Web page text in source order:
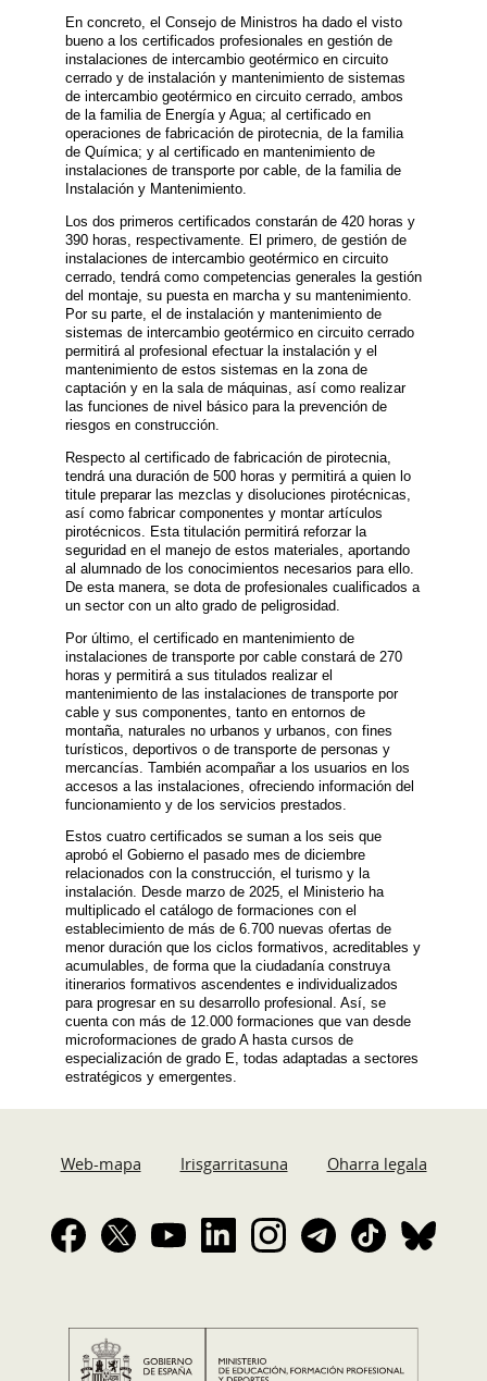
En concreto, el Consejo de Ministros ha dado el visto
bueno a los certificados profesionales en gestión de
instalaciones de intercambio geotérmico en circuito
cerrado y de instalación y mantenimiento de sistemas
de intercambio geotérmico en circuito cerrado, ambos
de la familia de Energía y Agua; al certificado en
operaciones de fabricación de pirotecnia, de la familia
de Química; y al certificado en mantenimiento de
instalaciones de transporte por cable, de la familia de
Instalación y Mantenimiento.
Los dos primeros certificados constarán de 420 horas y
390 horas, respectivamente. El primero, de gestión de
instalaciones de intercambio geotérmico en circuito
cerrado, tendrá como competencias generales la gestión
del montaje, su puesta en marcha y su mantenimiento.
Por su parte, el de instalación y mantenimiento de
sistemas de intercambio geotérmico en circuito cerrado
permitirá al profesional efectuar la instalación y el
mantenimiento de estos sistemas en la zona de
captación y en la sala de máquinas, así como realizar
las funciones de nivel básico para la prevención de
riesgos en construcción.
Respecto al certificado de fabricación de pirotecnia,
tendrá una duración de 500 horas y permitirá a quien lo
titule preparar las mezclas y disoluciones pirotécnicas,
así como fabricar componentes y montar artículos
pirotécnicos. Esta titulación permitirá reforzar la
seguridad en el manejo de estos materiales, aportando
al alumnado de los conocimientos necesarios para ello.
De esta manera, se dota de profesionales cualificados a
un sector con un alto grado de peligrosidad.
Por último, el certificado en mantenimiento de
instalaciones de transporte por cable constará de 270
horas y permitirá a sus titulados realizar el
mantenimiento de las instalaciones de transporte por
cable y sus componentes, tanto en entornos de
montaña, naturales no urbanos y urbanos, con fines
turísticos, deportivos o de transporte de personas y
mercancías. También acompañar a los usuarios en los
accesos a las instalaciones, ofreciendo información del
funcionamiento y de los servicios prestados.
Estos cuatro certificados se suman a los seis que
aprobó el Gobierno el pasado mes de diciembre
relacionados con la construcción, el turismo y la
instalación. Desde marzo de 2025, el Ministerio ha
multiplicado el catálogo de formaciones con el
establecimiento de más de 6.700 nuevas ofertas de
menor duración que los ciclos formativos, acreditables y
acumulables, de forma que la ciudadanía construya
itinerarios formativos ascendentes e individualizados
para progresar en su desarrollo profesional. Así, se
cuenta con más de 12.000 formaciones que van desde
microformaciones de grado A hasta cursos de
especialización de grado E, todas adaptadas a sectores
estratégicos y emergentes.
Web-mapa Irisgarritasuna Oharra legala